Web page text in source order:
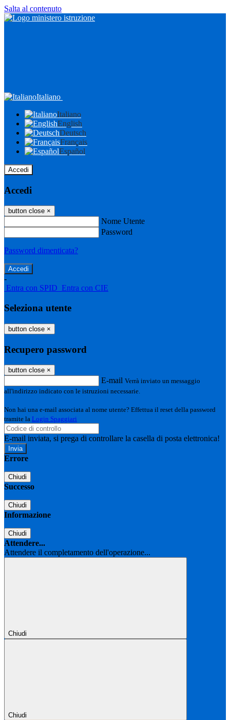
Salta al contenuto
Italiano
Italiano
English
Deutsch
Français
Español
Accedi
Accedi
button close ×
Nome Utente
Password
Password dimenticata?
-
Entra con SPID Entra con CIE
Seleziona utente
button close ×
Recupero password
button close ×
E-mail Verrà inviato un messaggio
all'indirizzo indicato con le istruzioni necessarie.
Non hai una e-mail associata al nome utente? Effettua il reset della password
tramite la Login Spaggiari
E-mail inviata, si prega di controllare la casella di posta elettronica!
Errore
Chiudi
Successo
Chiudi
Informazione
Chiudi
Attendere...
Attendere il completamento dell'operazione...
Chiudi
Chiudi